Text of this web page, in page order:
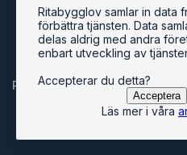
Ritabygglov samlar in data
förbättra tjänsten. Data
delas aldrig med andra
enbart utveckling av
Accepterar du detta?
Acceptera
Läs mer i våra
Bygglov i
Ritabygglov är en tjänst från